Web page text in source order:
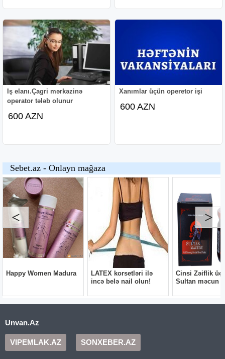
Iş elanı.Çagri mərkəzinə
operator tələb olunur
600 AZN
Xanımlar üçün operetor işi
600 AZN
Unvan.Az
VIPEMLAK.AZ SONXEBER.AZ